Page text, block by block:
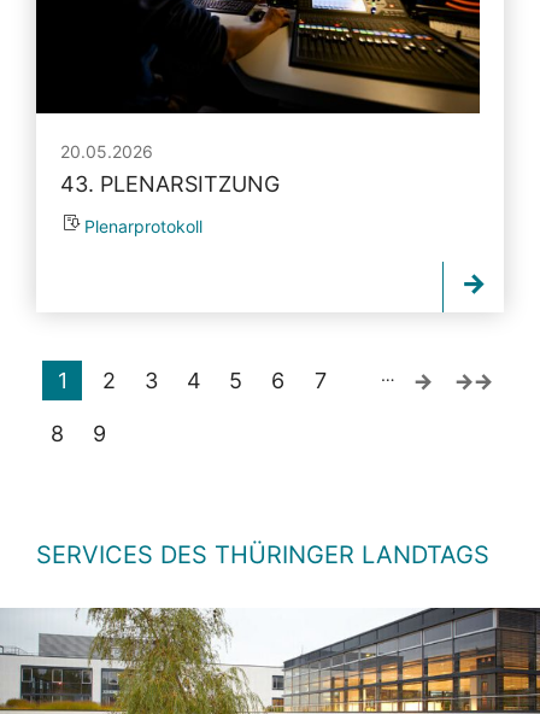
20.05.2026
43. PLENARSITZUNG
Plenarprotokoll
1 2 3 4 5 6 7
8 9
…
SERVICES DES THÜRINGER LANDTAGS